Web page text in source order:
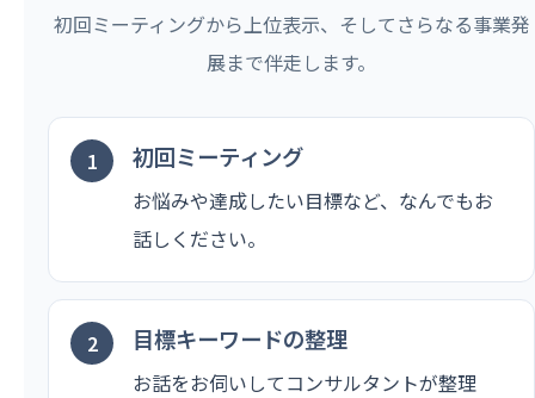
初回ミーティングから上位表示、そしてさらなる事業発
展まで伴走します。
初回ミーティング
お悩みや達成したい目標など、なんでもお
話しください。
目標キーワードの整理
お話をお伺いしてコンサルタントが整理